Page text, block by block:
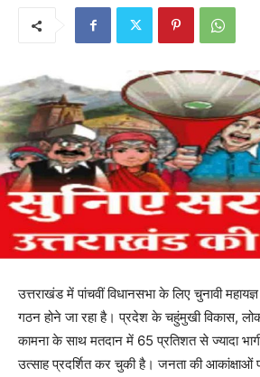
उत्तराखंड में पांचवीं विधानसभा के लिए चुनावी
गठन होने जा रहा है। प्रदेश के चहुंमुखी विकास,
कामना के साथ मतदान में 65 प्रतिशत से ज्यादा
उत्साह प्रदर्शित कर चुकी है। जनता की